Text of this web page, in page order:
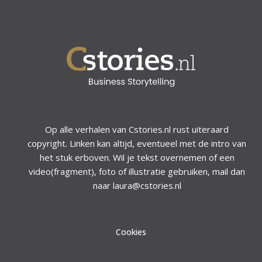
Op alle verhalen van Cstories.nl rust uiteraard
copyright. Linken kan altijd, eventueel met de intro van
het stuk erboven. Wil je tekst overnemen of een
video(fragment), foto of illustratie gebruiken, mail dan
naar laura@cstories.nl
Cookies